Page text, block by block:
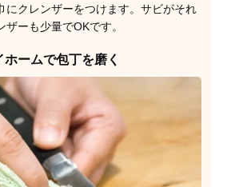
にクレンザーをつけます。サビがそれ
ーも少量でOKです。
ームで包丁を磨く